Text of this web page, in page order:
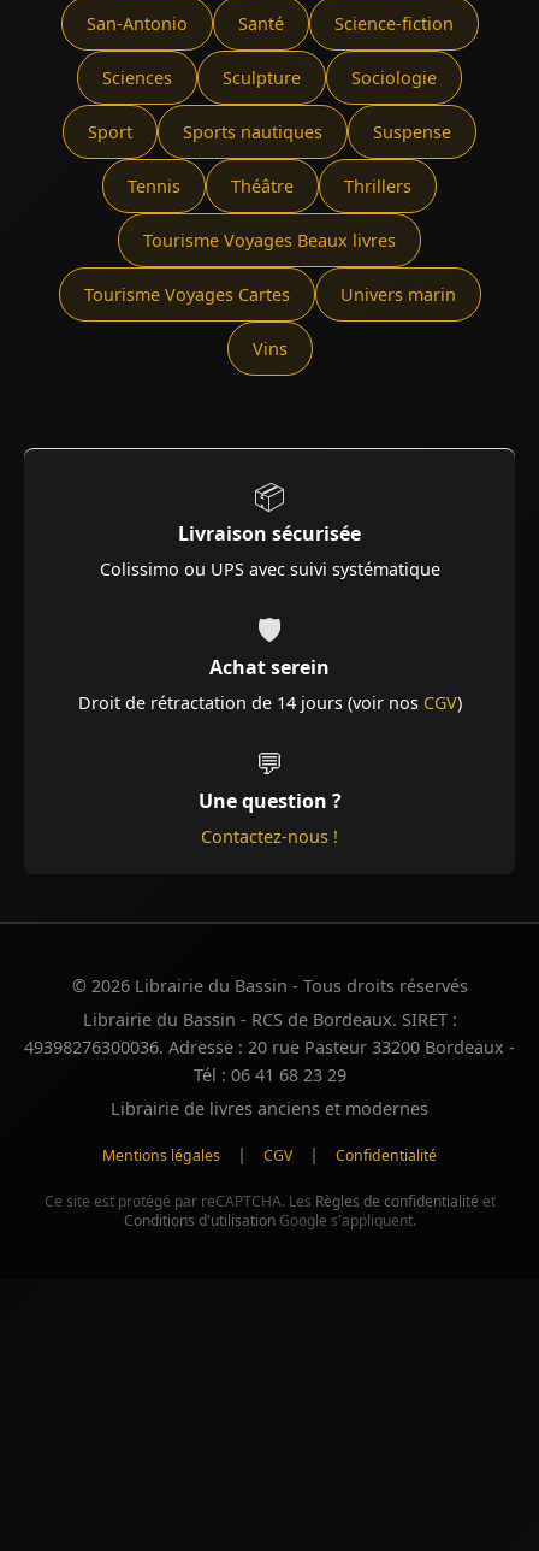
San-Antonio Santé Science-fiction
Sciences Sculpture Sociologie
Sport Sports nautiques Suspense
Tennis Théâtre Thrillers
Tourisme Voyages Beaux livres
Tourisme Voyages Cartes Univers marin
Vins
📦
Livraison sécurisée
Colissimo ou UPS avec suivi systématique
🛡️
Achat serein
Droit de rétractation de 14 jours (voir nos CGV)
💬
Une question ?
Contactez-nous !
© 2026 Librairie du Bassin - Tous droits réservés
Librairie du Bassin - RCS de Bordeaux. SIRET :
49398276300036. Adresse : 20 rue Pasteur 33200 Bordeaux -
Tél : 06 41 68 23 29
Librairie de livres anciens et modernes
Mentions légales | CGV | Confidentialité
Ce site est protégé par reCAPTCHA. Les Règles de confidentialité et
Conditions d'utilisationGoogle s'appliquent.